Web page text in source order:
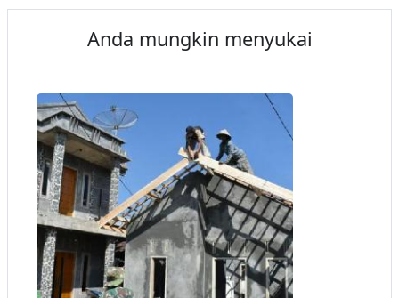
Anda mungkin menyukai